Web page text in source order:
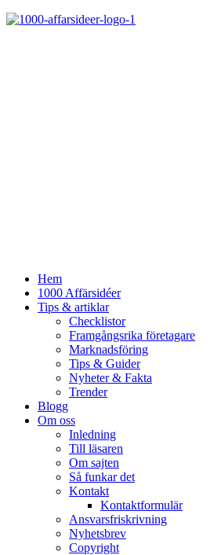
Hem
1000 Affärsidéer
Tips & artiklar
Checklistor
Framgångsrika företagare
Marknadsföring
Tips & Guider
Nyheter & Fakta
Trender
Blogg
Om oss
Inledning
Till läsaren
Om sajten
Så funkar det
Kontakt
Kontaktformulär
Ansvarsfriskrivning
Nyhetsbrev
Copyright